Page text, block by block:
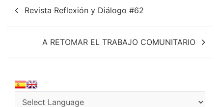
k
p
de
entradas
Revista Reflexión y Diálogo #62
A RETOMAR EL TRABAJO COMUNITARIO